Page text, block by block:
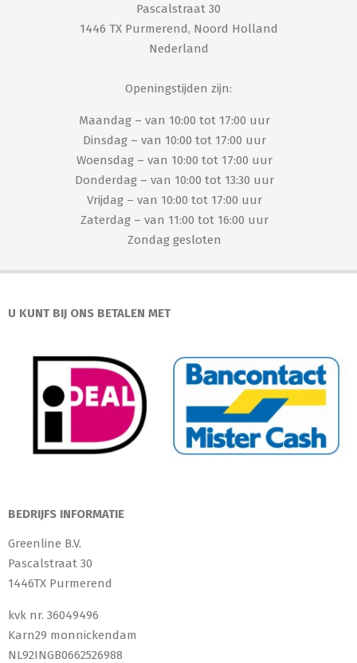
Pascalstraat 30
1446 TX Purmerend, Noord Holland
Nederland
Openingstijden zijn:
Maandag – van 10:00 tot 17:00 uur
Dinsdag – van 10:00 tot 17:00 uur
Woensdag – van 10:00 tot 17:00 uur
Donderdag – van 10:00 tot 13:30 uur
Vrijdag – van 10:00 tot 17:00 uur
Zaterdag – van 11:00 tot 16:00 uur
Zondag gesloten
U KUNT BIJ ONS BETALEN MET
BEDRIJFS INFORMATIE
Greenline B.V.
Pascalstraat 30
1446TX Purmerend
kvk nr. 36049496
Karn29 monnickendam
NL92INGB0662526988